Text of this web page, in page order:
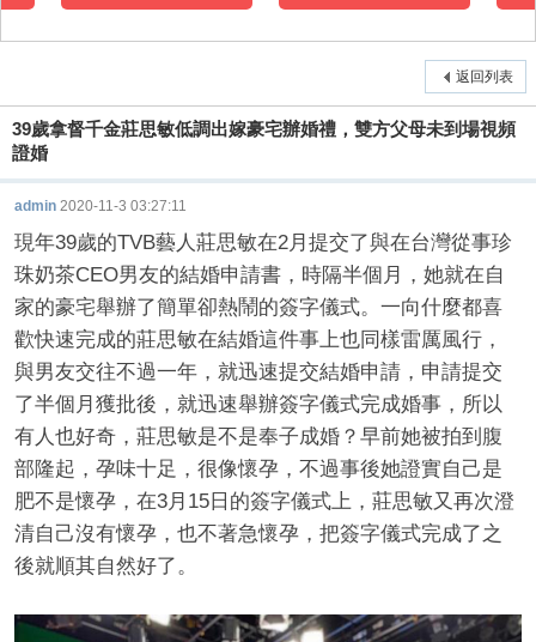
酒
返回列表
39歲拿督千金莊思敏低調出嫁豪宅辦婚禮，雙方父母未到場視頻
證婚
admin 2020-11-3 03:27:11
現年39歲的TVB藝人莊思敏在2月提交了與在台灣從事珍
珠奶茶CEO男友的結婚申請書，時隔半個月，她就在自
家的豪宅舉辦了簡單卻熱鬧的簽字儀式。一向什麼都喜
歡快速完成的莊思敏在結婚這件事上也同樣雷厲風行，
與男友交往不過一年，就迅速提交結婚申請，申請提交
了半個月獲批後，就迅速舉辦簽字儀式完成婚事，所以
有人也好奇，莊思敏是不是奉子成婚？早前她被拍到腹
部隆起，孕味十足，很像懷孕，不過事後她證實自己是
肥不是懷孕，在3月15日的簽字儀式上，莊思敏又再次澄
清自己沒有懷孕，也不著急懷孕，把簽字儀式完成了之
後就順其自然好了。